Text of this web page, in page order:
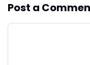
Post a